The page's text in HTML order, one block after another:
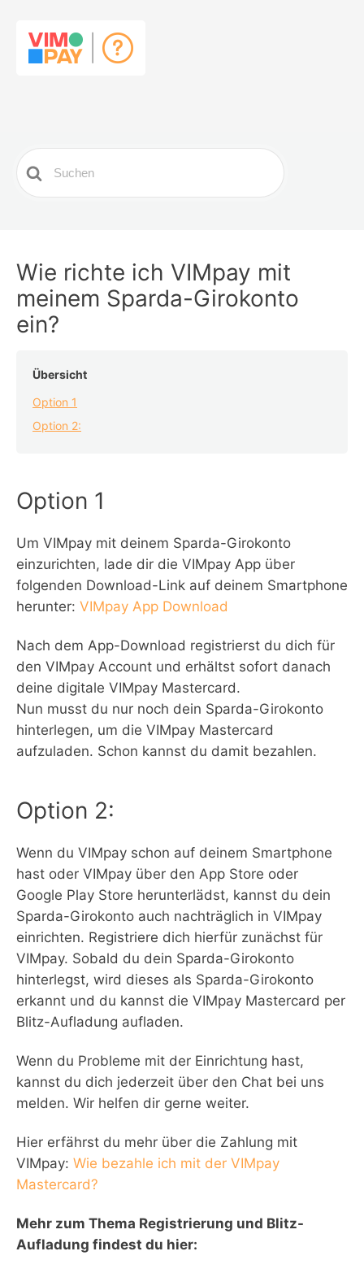
Search
For
Wie richte ich VIMpay mit
meinem Sparda-Girokonto
ein?
Übersicht
Option 1
Option 2:
Option 1
Um VIMpay mit deinem Sparda-Girokonto
einzurichten, lade dir die VIMpay App über
folgenden Download-Link auf deinem Smartphone
herunter: VIMpay App Download
Nach dem App-Download registrierst du dich für
den VIMpay Account und erhältst sofort danach
deine digitale VIMpay Mastercard.
Nun musst du nur noch dein Sparda-Girokonto
hinterlegen, um die VIMpay Mastercard
aufzuladen. Schon kannst du damit bezahlen.
Option 2:
Wenn du VIMpay schon auf deinem Smartphone
hast oder VIMpay über den App Store oder
Google Play Store herunterlädst, kannst du dein
Sparda-Girokonto auch nachträglich in VIMpay
einrichten. Registriere dich hierfür zunächst für
VIMpay. Sobald du dein Sparda-Girokonto
hinterlegst, wird dieses als Sparda-Girokonto
erkannt und du kannst die VIMpay Mastercard per
Blitz-Aufladung aufladen.
Wenn du Probleme mit der Einrichtung hast,
kannst du dich jederzeit über den Chat bei uns
melden. Wir helfen dir gerne weiter.
Hier erfährst du mehr über die Zahlung mit
VIMpay: Wie bezahle ich mit der VIMpay
Mastercard?
Mehr zum Thema Registrierung und Blitz-
Aufladung findest du hier: